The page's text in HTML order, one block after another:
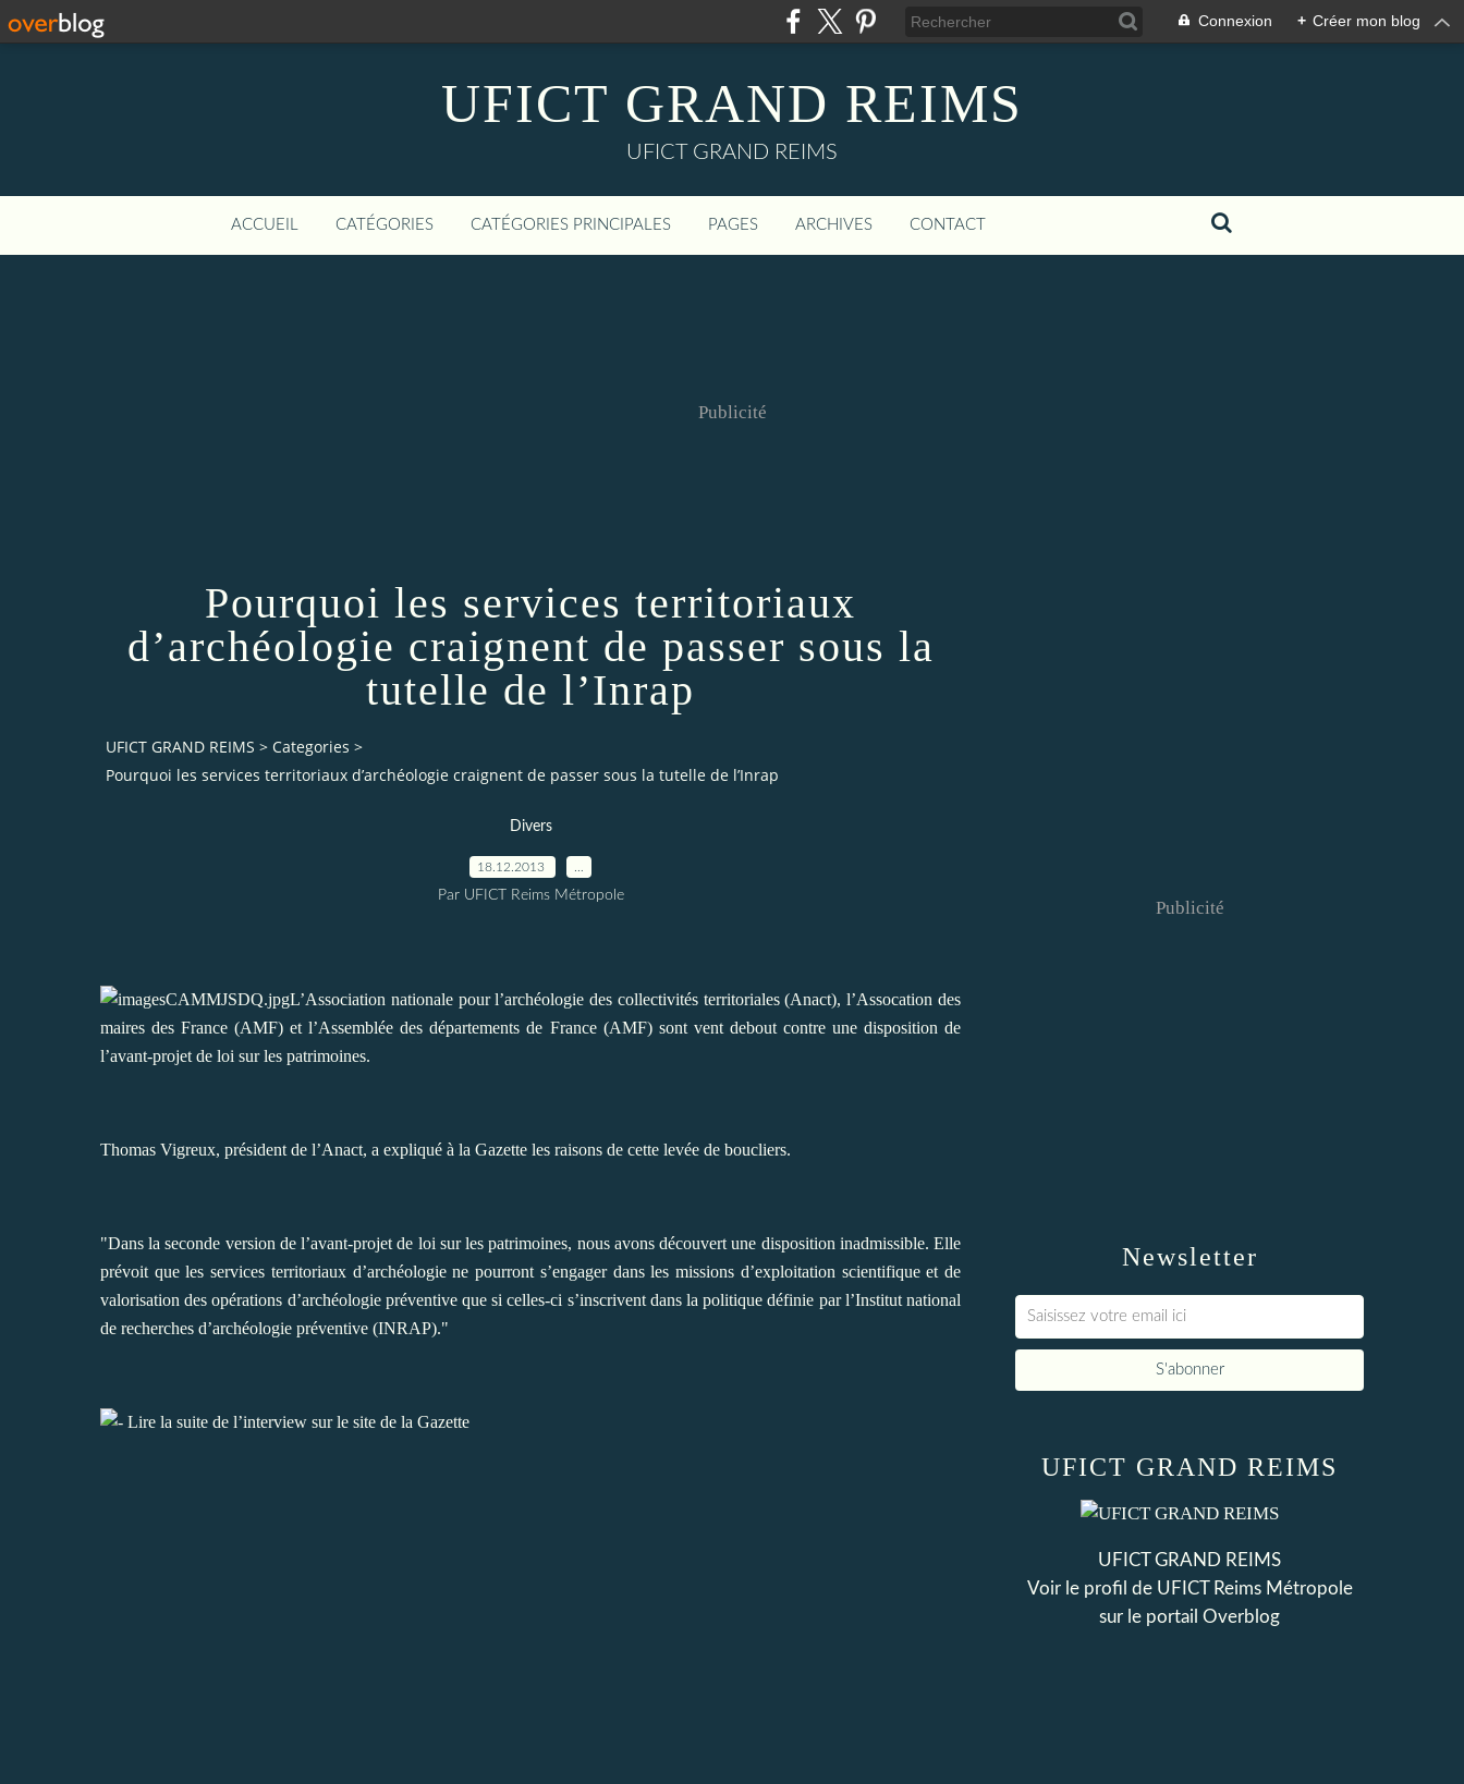
Connexion + Créer mon blog
UFICT GRAND REIMS
UFICT GRAND REIMS
ACCUEIL CATÉGORIES CATÉGORIES PRINCIPALES PAGES ARCHIVES CONTACT
Publicité
Pourquoi les services territoriaux
d’archéologie craignent de passer sous la
tutelle de l’Inrap
UFICT GRAND REIMS > Categories >
Pourquoi les services territoriaux d’archéologie craignent de passer sous la tutelle de l’Inrap
Divers
18.12.2013
Par UFICT Reims Métropole
L’Association nationale pour l’archéologie des collectivités territoriales (Anact), l’Assocation des
maires des France (AMF) et l’Assemblée des départements de France (AMF) sont vent debout contre une disposition de
l’avant-projet de loi sur les patrimoines.
Thomas Vigreux, président de l’Anact, a expliqué à la Gazette les raisons de cette levée de boucliers.
"Dans la seconde version de l’avant-projet de loi sur les patrimoines, nous avons découvert une disposition inadmissible. Elle
prévoit que les services territoriaux d’archéologie ne pourront s’engager dans les missions d’exploitation scientifique et de
valorisation des opérations d’archéologie préventive que si celles-ci s’inscrivent dans la politique définie par l’Institut national
de recherches d’archéologie préventive (INRAP)."
Lire la suite de l’interview sur le site de la Gazette
Newsletter
Publicité
UFICT GRAND REIMS
UFICT GRAND REIMS
Voir le profil de UFICT Reims Métropole
sur le portail Overblog